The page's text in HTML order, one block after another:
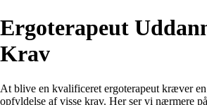
Ergoterapeut
Krav
At blive en kvalificeret ergoterapeut kræver
opfyldelse af visse krav. Her ser vi nærmere